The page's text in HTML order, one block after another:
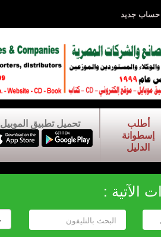
حساب جديد
أطلب
إسطوانة
الدليل
تحميل تطبيق الموبيل
الآتية :